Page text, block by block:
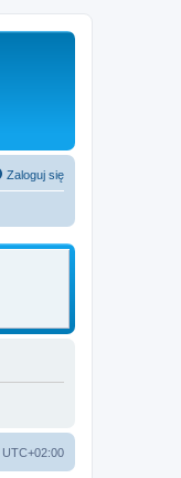
Zaloguj się
UTC+02:00